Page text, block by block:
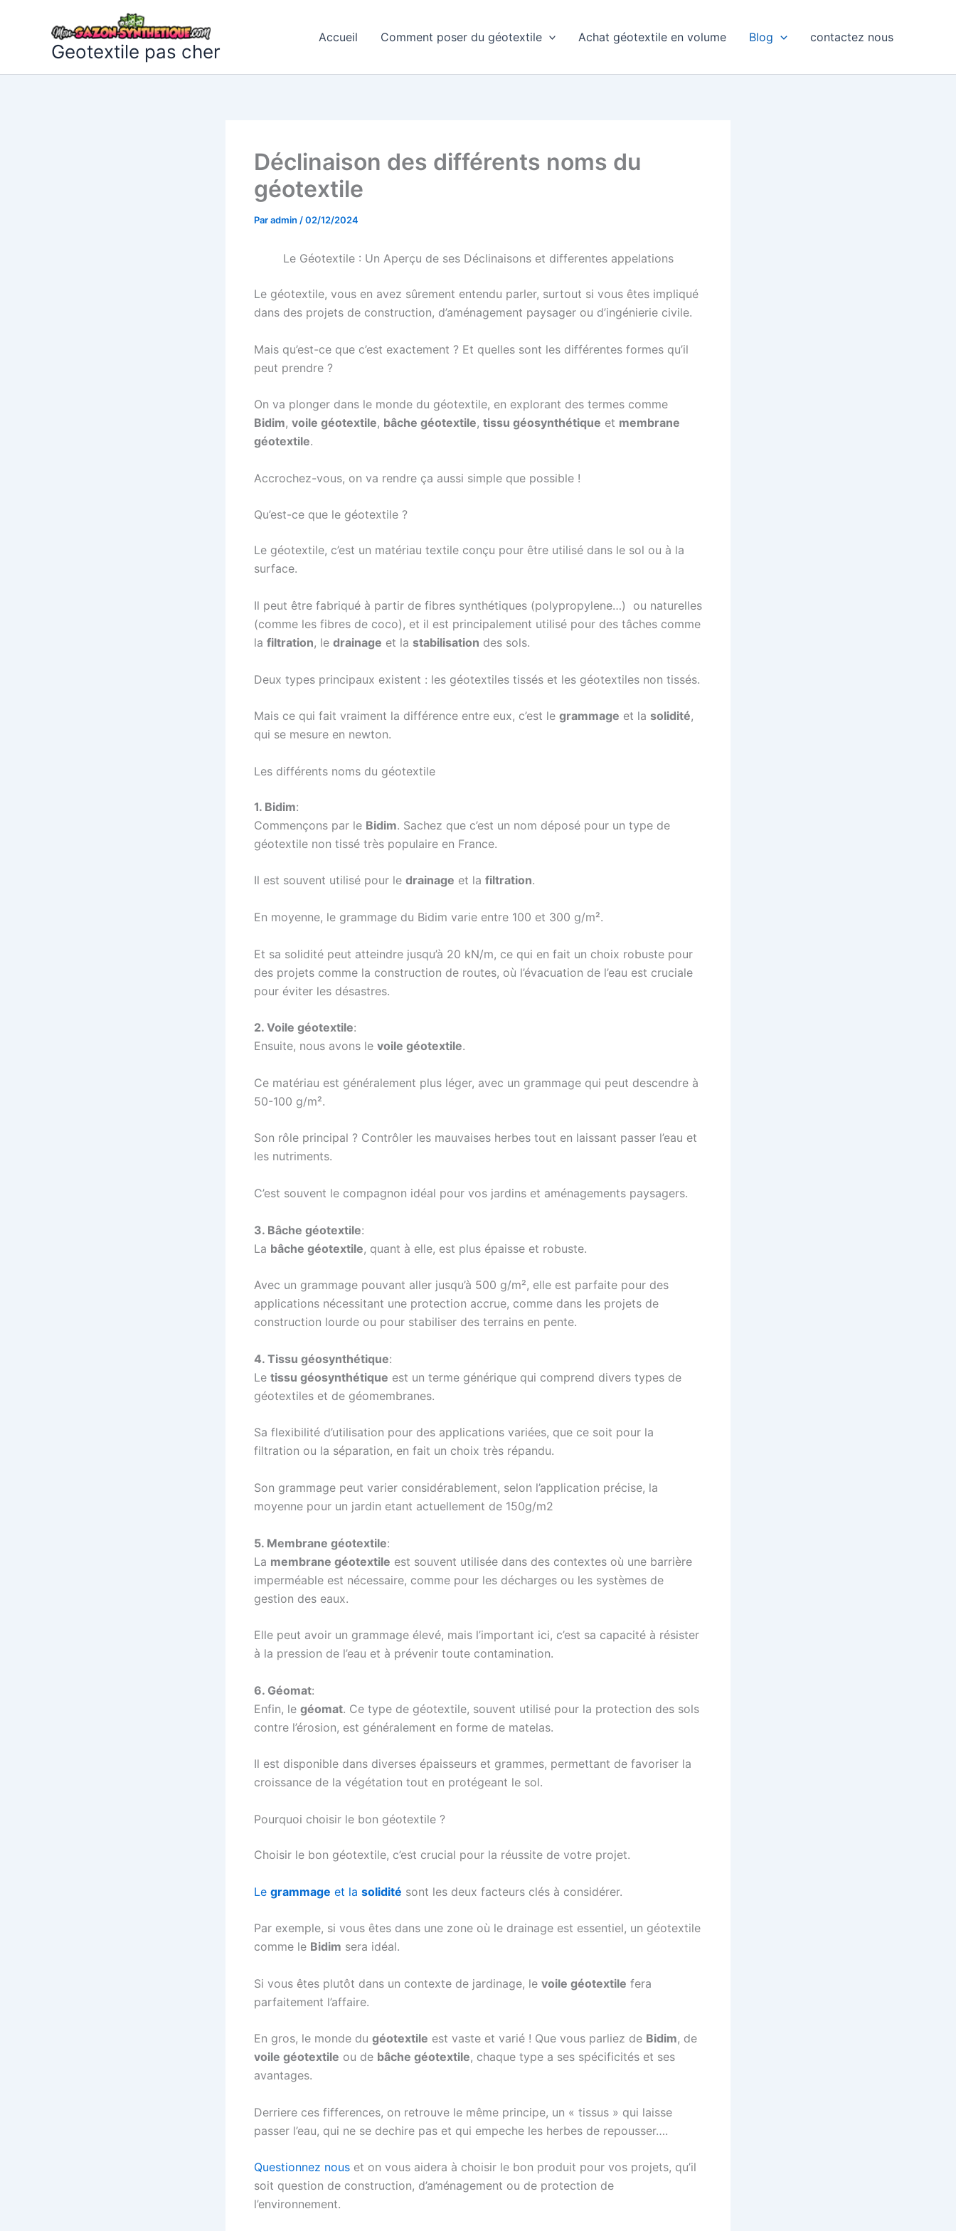
Geotextile pas cher
Accueil Comment poser du géotextile Achat géotextile en volume Blog contactez nous
Déclinaison des différents noms du
géotextile
Paradmin /02/12/2024
Le Géotextile : Un Aperçu de ses Déclinaisons et differentes appelations
Le géotextile, vous en avez sûrement entendu parler, surtout si vous êtes impliqué
dans des projets de construction, d’aménagement paysager ou d’ingénierie civile.
Mais qu’est-ce que c’est exactement ? Et quelles sont les différentes formes qu’il
peut prendre ?
On va plonger dans le monde du géotextile, en explorant des termes comme
Bidim, voile géotextile, bâche géotextile, tissu géosynthétique et membrane
géotextile.
Accrochez-vous, on va rendre ça aussi simple que possible !
Qu’est-ce que le géotextile ?
Le géotextile, c’est un matériau textile conçu pour être utilisé dans le sol ou à la
surface.
Il peut être fabriqué à partir de fibres synthétiques (polypropylene…) ou naturelles
(comme les fibres de coco), et il est principalement utilisé pour des tâches comme
la filtration, le drainage et la stabilisation des sols.
Deux types principaux existent : les géotextiles tissés et les géotextiles non tissés.
Mais ce qui fait vraiment la différence entre eux, c’est le grammage et la solidité,
qui se mesure en newton.
Les différents noms du géotextile
1. Bidim:
Commençons par le Bidim. Sachez que c’est un nom déposé pour un type de
géotextile non tissé très populaire en France.
Il est souvent utilisé pour le drainage et la filtration.
En moyenne, le grammage du Bidim varie entre 100 et 300 g/m².
Et sa solidité peut atteindre jusqu’à 20 kN/m, ce qui en fait un choix robuste pour
des projets comme la construction de routes, où l’évacuation de l’eau est cruciale
pour éviter les désastres.
2. Voile géotextile:
Ensuite, nous avons le voile géotextile.
Ce matériau est généralement plus léger, avec un grammage qui peut descendre à
50-100 g/m².
Son rôle principal ? Contrôler les mauvaises herbes tout en laissant passer l’eau et
les nutriments.
C’est souvent le compagnon idéal pour vos jardins et aménagements paysagers.
3. Bâche géotextile:
La bâche géotextile, quant à elle, est plus épaisse et robuste.
Avec un grammage pouvant aller jusqu’à 500 g/m², elle est parfaite pour des
applications nécessitant une protection accrue, comme dans les projets de
construction lourde ou pour stabiliser des terrains en pente.
4. Tissu géosynthétique:
Le tissu géosynthétique est un terme générique qui comprend divers types de
géotextiles et de géomembranes.
Sa flexibilité d’utilisation pour des applications variées, que ce soit pour la
filtration ou la séparation, en fait un choix très répandu.
Son grammage peut varier considérablement, selon l’application précise, la
moyenne pour un jardin etant actuellement de 150g/m2
5. Membrane géotextile:
La membrane géotextile est souvent utilisée dans des contextes où une barrière
imperméable est nécessaire, comme pour les décharges ou les systèmes de
gestion des eaux.
Elle peut avoir un grammage élevé, mais l’important ici, c’est sa capacité à résister
à la pression de l’eau et à prévenir toute contamination.
6. Géomat:
Enfin, le géomat. Ce type de géotextile, souvent utilisé pour la protection des sols
contre l’érosion, est généralement en forme de matelas.
Il est disponible dans diverses épaisseurs et grammes, permettant de favoriser la
croissance de la végétation tout en protégeant le sol.
Pourquoi choisir le bon géotextile ?
Choisir le bon géotextile, c’est crucial pour la réussite de votre projet.
Le grammage et la solidité sont les deux facteurs clés à considérer.
Par exemple, si vous êtes dans une zone où le drainage est essentiel, un géotextile
comme le Bidim sera idéal.
Si vous êtes plutôt dans un contexte de jardinage, le voile géotextile fera
parfaitement l’affaire.
En gros, le monde du géotextile est vaste et varié ! Que vous parliez de Bidim, de
voile géotextile ou de bâche géotextile, chaque type a ses spécificités et ses
avantages.
Derriere ces fifferences, on retrouve le même principe, un « tissus » qui laisse
passer l’eau, qui ne se dechire pas et qui empeche les herbes de repousser….
Questionnez nous et on vous aidera à choisir le bon produit pour vos projets, qu’il
soit question de construction, d’aménagement ou de protection de
l’environnement.